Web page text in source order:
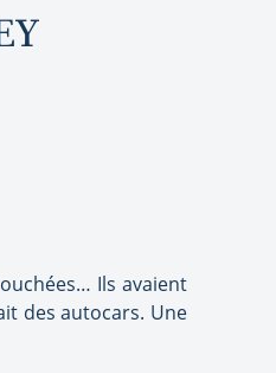
Ils avaient
des autocars. Une